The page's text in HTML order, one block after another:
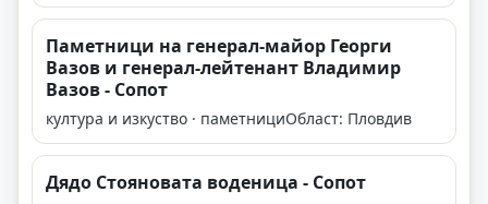
Паметници на генерал-майор Георги
Вазов и генерал-лейтенант Владимир
Вазов - Сопот
култура и изкуство · паметнициОбласт: Пловдив
Дядо Стояновата воденица - Сопот